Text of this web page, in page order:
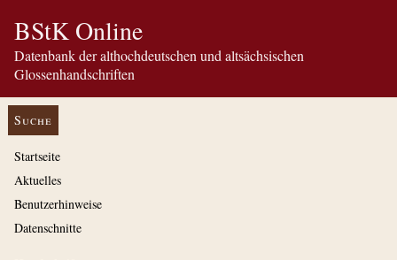
BStK Online
Datenbank der althochdeutschen und altsächsischen
Glossenhandschriften
Suche
Startseite
Aktuelles
Benutzerhinweise
Datenschnitte